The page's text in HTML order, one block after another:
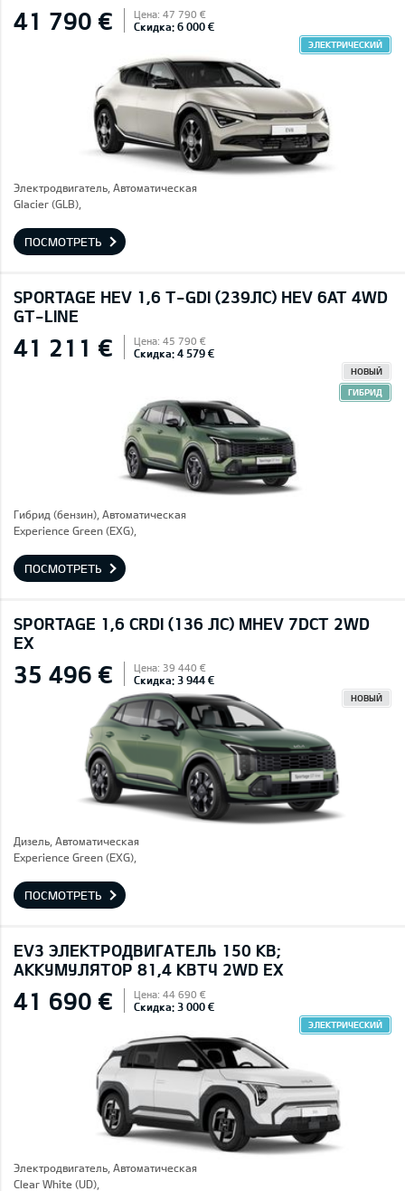
41 790 € Цена: 47 790 €
Скидка: 6 000 €
ЭЛЕКТРИЧЕСКИЙ
Электродвигатель, Автоматическая
Glacier (GLB),
ПОСМОТРЕТЬ
SPORTAGE HEV 1,6 T-GDI (239ЛС) HEV 6AT 4WD
GT-LINE
41 211 € Цена: 45 790 €
Скидка: 4 579 €
НОВЫЙ
ГИБРИД
Гибрид (бензин), Автоматическая
Experience Green (EXG),
ПОСМОТРЕТЬ
SPORTAGE 1,6 CRDI (136 ЛС) MHEV 7DCT 2WD
EX
35 496 € Цена: 39 440 €
Скидка: 3 944 €
НОВЫЙ
Дизель, Автоматическая
Experience Green (EXG),
ПОСМОТРЕТЬ
EV3 ЭЛЕКТРОДВИГАТЕЛЬ 150 КВ;
AККУМУЛЯТОР 81,4 КВТЧ 2WD EX
41 690 € Цена: 44 690 €
Скидка: 3 000 €
ЭЛЕКТРИЧЕСКИЙ
Электродвигатель, Автоматическая
Clear White (UD),